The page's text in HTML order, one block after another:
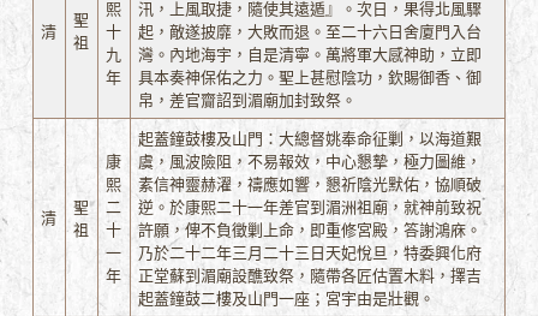
清
聖
祖
熙
十
九
年
汛，上風取捷，隨使其遠遁』。次日，果得北風驟
起，敵遂披靡，大敗而退。至二十六日舍廈門入台
灣。內地海宇，自是清寧。萬將軍大感神助，立即
具本奏神保佑之力。聖上甚慰陰功，欽賜御香、御
帛，差官齎詔到湄廟加封致祭。
清
聖
祖
康
熙
二
十
一
年
起蓋鐘鼓樓及山門：大總督姚奉命征剿，以海道艱
虞，風波險阻，不易報效，中心懇摯，極力圖維，
素信神靈赫濯，禱應如響，懇祈陰光默佑，協順破
逆。於康熙二十一年差官到湄洲祖廟，就神前致祝
許願，俾不負徵剿上命，即重修宮殿，答謝鴻庥。
乃於二十二年三月二十三日天妃悅旦，特委興化府
正堂蘇到湄廟設醮致祭，隨帶各匠估置木料，擇吉
起蓋鐘鼓二樓及山門一座；宮宇由是壯觀。